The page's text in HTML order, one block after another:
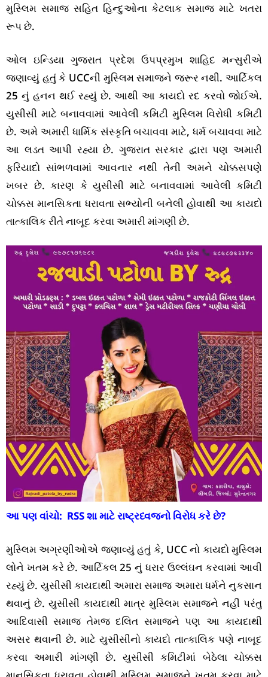
મુસ્લિમ સમાજ સહિત હિન્દુઓના કેટલાક સમાજ માટે ખતરા
રૂપ છે.
ઓલ ઇન્ડિયા ગુજરાત પ્રદેશ ઉપપ્રમુખ શાહિદ મન્સુરીએ
જણાવ્યું હતું કે UCCની મુસ્લિમ સમાજને જરૂર નથી. આર્ટિકલ
25 નું હનન થઈ રહ્યું છે. આથી આ કાયદો રદ કરવો જોઈએ.
યુસીસી માટે બનાવવામાં આવેલી કમિટી મુસ્લિમ વિરોધી કમિટી
છે. અમે અમારી ધાર્મિક સંસ્કૃતિ બચાવવા માટે, ધર્મ બચાવવા માટે
આ લડત આપી રહ્યા છે. ગુજરાત સરકાર દ્વારા પણ અમારી
ફરિયાદો સાંભળવામાં આવનાર નથી તેની અમને ચોક્કસપણે
ખબર છે. કારણ કે યુસીસી માટે બનાવવામાં આવેલી કમિટી
ચોક્કસ માનસિકતા ધરાવતા સભ્યોની બનેલી હોવાથી આ કાયદો
તાત્કાલિક રીતે નાબૂદ કરવા અમારી માંગણી છે.
આ પણ વાંચો: RSS શા માટે રાષ્ટ્રધ્વજનો વિરોધ કરે છે?
મુસ્લિમ અગ્રણીઓએ જણાવ્યું હતું કે, UCC નો કાયદો મુસ્લિમ
લોને ખતમ કરે છે. આર્ટિકલ 25 નું ધરાર ઉલ્લંઘન કરવામાં આવી
રહ્યું છે. યુસીસી કાયદાથી અમારા સમાજ અમારા ધર્મને નુકસાન
થવાનું છે. યુસીસી કાયદાથી માત્ર મુસ્લિમ સમાજને નહીં પરંતુ
આદિવાસી સમાજ તેમજ દલિત સમાજને પણ આ કાયદાથી
અસર થવાની છે. માટે યુસીસીનો કાયદો તાત્કાલિક પણે નાબૂદ
કરવા અમારી માંગણી છે. યુસીસી કમિટીમાં બેઠેલા ચોક્કસ